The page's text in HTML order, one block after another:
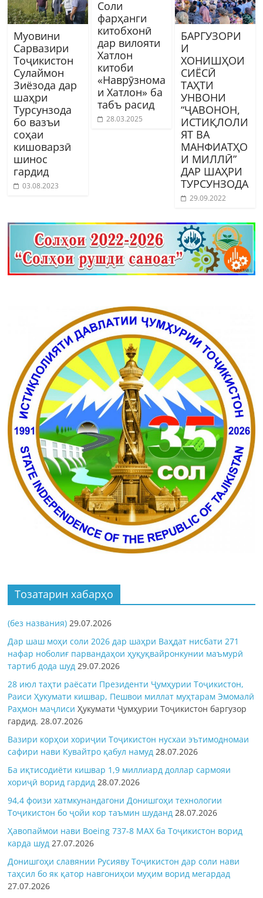
Муовини
Сарвазири
Тоҷикистон
Сулаймон
Зиёзода дар
шаҳри
Турсунзода
бо вазъи
соҳаи
кишоварзӣ
шинос
гардид
03.08.2023
Соли
фарҳанги
китобхонӣ
дар вилояти
Хатлон
китоби
«Наврӯзнома
и Хатлон» ба
табъ расид
28.03.2025
БАРГУЗОРИ
И
ХОНИШҲОИ
СИЁСӢ
ТАҲТИ
УНВОНИ
“ҶАВОНОН,
ИСТИҚЛОЛИ
ЯТ ВА
МАНФИАТҲО
И МИЛЛӢ”
ДАР ШАҲРИ
ТУРСУНЗОДА
29.09.2022
Тозатарин хабарҳо
(без названия) 29.07.2026
Дар шаш моҳи соли 2026 дар шаҳри Ваҳдат нисбати 271
нафар ноболиғ парвандаҳои ҳуқуқвайронкунии маъмурӣ
тартиб дода шуд 29.07.2026
28 июл таҳти раёсати Президенти Ҷумҳурии Тоҷикистон,
Раиси Ҳукумати кишвар, Пешвои миллат муҳтарам Эмомалӣ
Раҳмон маҷлисиҲукумати Ҷумҳурии Тоҷикистон баргузор
гардид.28.07.2026
Вазири корҳои хориҷии Тоҷикистон нусхаи эътимодномаи
сафири нави Кувайтро қабул намуд 28.07.2026
Ба иқтисодиёти кишвар 1,9 миллиард доллар сармояи
хориҷӣ ворид гардид 28.07.2026
94,4 фоизи хатмкунандагони Донишгоҳи технологии
Тоҷикистон бо ҷойи кор таъмин шуданд 28.07.2026
Ҳавопаймои нави Boeing 737-8 MAX ба Тоҷикистон ворид
карда шуд 27.07.2026
Донишгоҳи славянии Русияву Тоҷикистон дар соли нави
таҳсил бо як қатор навгониҳои муҳим ворид мегардад
27.07.2026